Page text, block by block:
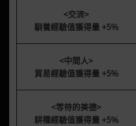
<交流>
馴養經驗值獲得量 +5%
<中間人>
貿易經驗值獲得量 +5%
<等待的美德>
耕種經驗值獲得量 +5%